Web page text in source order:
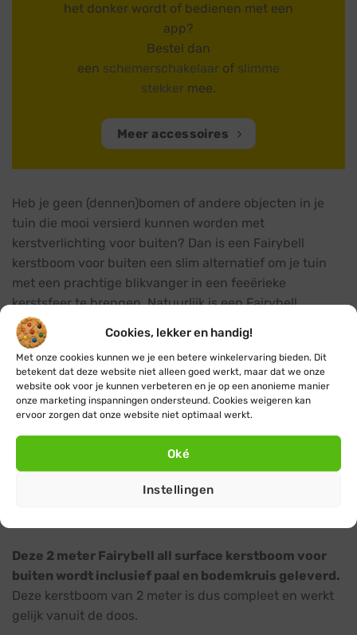
Cookies, lekker en handig!
Met onze cookies kunnen we je een betere winkelervaring bieden. Dit
betekent dat deze website niet alleen goed werkt, maar dat we onze
website ook voor je kunnen verbeteren en je op een anonieme manier
onze marketing inspanningen ondersteund. Cookies weigeren kan
ervoor zorgen dat onze website niet optimaal werkt.
Oké
Instellingen
het donker wordt of bedienen met een
app?
Bestel dan
een schemerschakelaar of slimme
stekker mee.
Meer accessoires
Heb je geen (dennen)bomen of andere objecten in je
tuin die mooi versierd kunnen worden met
kerstverlichting voor buiten? Dan is een Fairybell
kerstboom voor buiten een slim alternatief om je tuin
met een prachtige blikvanger in een feeërieke
kerstsfeer te brengen. Natuurlijk is een Fairybell
kerstboom ook prima te gebruiken als sfeervolle
aanvulling op je bestaande kerstverlichting in bomen
en planten, zo haal je nog meer kerstverlichting plezier
in je tuin.
Het opzetten van een 2 meter Fairybell kerstboom voor
buiten is eenvoudig en kost relatief weinig tijd. Het
effect van een bevestigde Fairybell kerstverlichting
tot de verbeelding in de donkere feestdagen rondom
Deze 2 meter Fairybell all surface kerstboom voor
buiten wordt inclusief paal en bodemkruis geleverd.
Deze kerstboom van 2 meter is dus compleet en werkt
gelijk vanuit de doos.